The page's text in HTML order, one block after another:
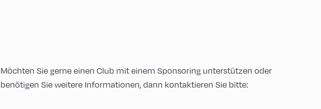
Möchten Sie gerne einen Club mit einem Sponsoring unterstützen oder
benötigen Sie weitere Informationen, dann kontaktieren Sie bitte: